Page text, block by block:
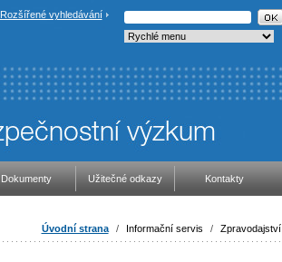
Rozšířené vyhledávání
Dokumenty Užitečné odkazy Kontakty
Úvodní strana / Informační servis / Zpravodajství